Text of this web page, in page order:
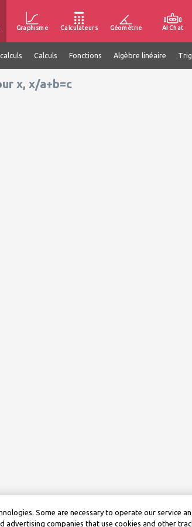
Graphisme Calculateurs Géométrie AI Chat
Calculs Fonctions Algèbre linéaire
x, x/a+b=c
Some are necessary to operate our service
advertising companies that use cookies and other